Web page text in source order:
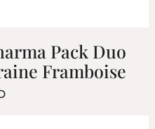
Pack Duo
Framboise
Prix